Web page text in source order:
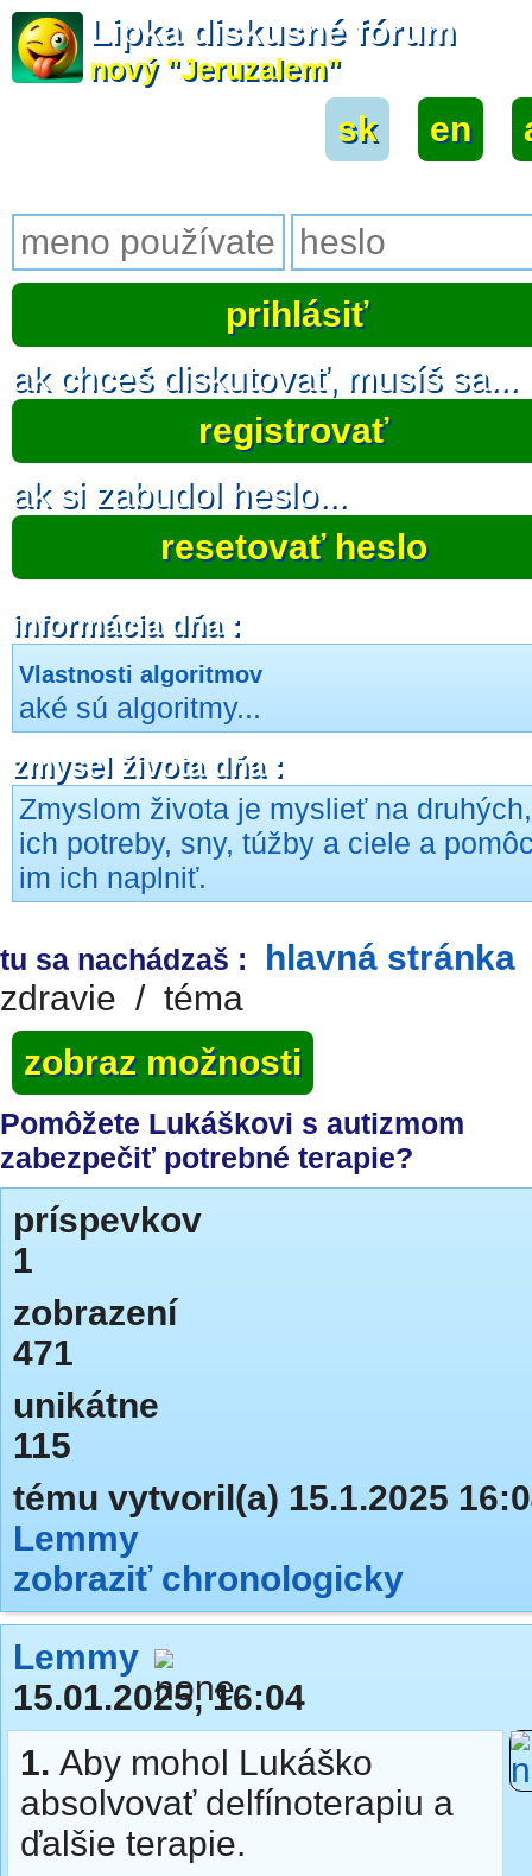
Lipka diskusné fórum
nový "Jeruzalem"
sk en
ak chceš diskutovať, musíš sa...
registrovať
ak si zabudol heslo...
resetovať heslo
informácia dňa :
Vlastnosti algoritmov
aké sú algoritmy...
zmysel života dňa :
Zmyslom života je myslieť na druhých,
ich potreby, sny, túžby a ciele a
im ich naplniť.
tu sa nachádzaš : hlavná stránka
zdravie / téma
zobraz možnosti
Pomôžete Lukáškovi s autizmom
zabezpečiť potrebné terapie?
príspevkov
1
zobrazení
471
unikátne
115
tému vytvoril(a) 15.1.2025
Lemmy
zobraziť chronologicky
Lemmy
15.01.2025, 16:04
1. Aby mohol Lukáško
absolvovať delfínoterapiu a
ďalšie terapie.